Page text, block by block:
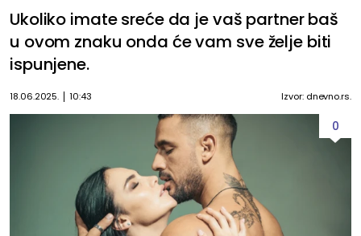
Ukoliko imate sreće da je vaš partner baš
u ovom znaku onda će vam sve želje biti
ispunjene.
18.06.2025. 10:43 Izvor: dnevno.rs.
0